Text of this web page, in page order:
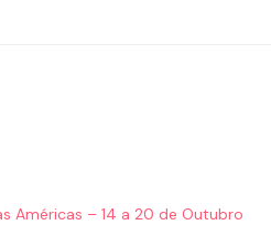
Américas – 14 a 20 de Outubro